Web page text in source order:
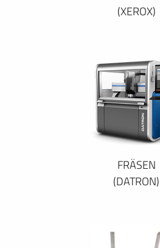
(XEROX)
FRÄSEN
(DATRON)